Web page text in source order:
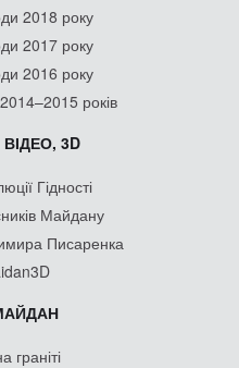
2018 року
2017 року
2016 року
років
3D
Гідності
Майдану
Писаренка
граніті